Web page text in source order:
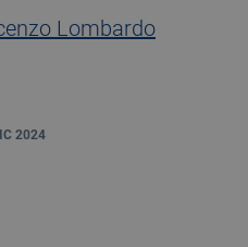
Lombardo
2024